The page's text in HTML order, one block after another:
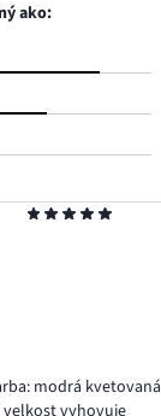
modrá kvetovaná
velkost vyhovuje
ako: